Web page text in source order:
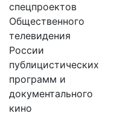
спецпроектов
Общественного
телевидения
России
публицистических
программ и
документального
кино